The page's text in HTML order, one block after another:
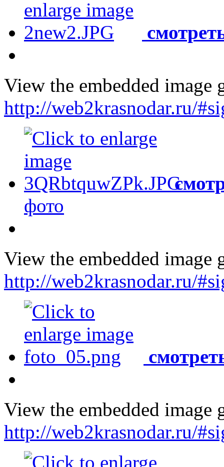
View the embedded image
http://web2krasnodar.ru/
фото
View the embedded image
http://web2krasnodar.ru/
View the embedded image
http://web2krasnodar.ru/